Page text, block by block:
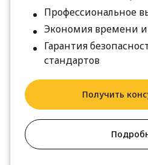
Профессиональное
Экономия времени
Гарантия
стандартов
Получить